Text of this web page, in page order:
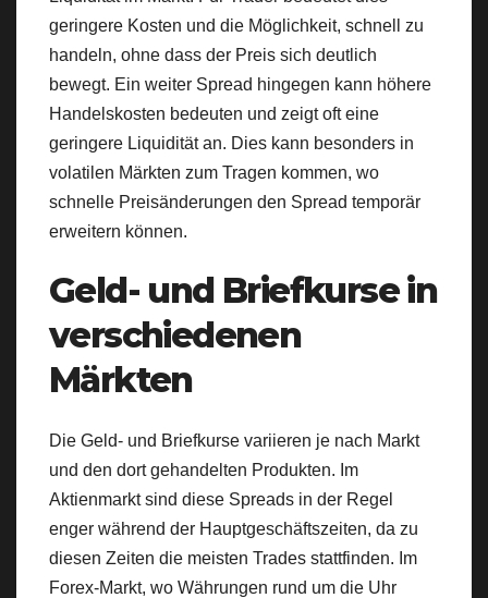
geringere Kosten und die Möglichkeit, schnell zu
handeln, ohne dass der Preis sich deutlich
bewegt. Ein weiter Spread hingegen kann höhere
Handelskosten bedeuten und zeigt oft eine
geringere Liquidität an. Dies kann besonders in
volatilen Märkten zum Tragen kommen, wo
schnelle Preisänderungen den Spread temporär
erweitern können.
Geld- und Briefkurse in
verschiedenen
Märkten
Die Geld- und Briefkurse variieren je nach Markt
und den dort gehandelten Produkten. Im
Aktienmarkt sind diese Spreads in der Regel
enger während der Hauptgeschäftszeiten, da zu
diesen Zeiten die meisten Trades stattfinden. Im
Forex-Markt, wo Währungen rund um die Uhr